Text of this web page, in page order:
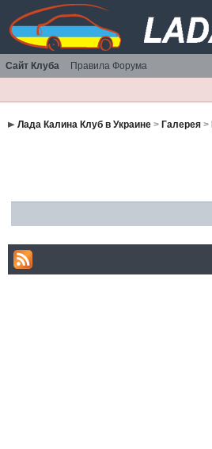
Сайт Клуба Правила Форума
Лада Калина Клуб в Украине> Галерея>